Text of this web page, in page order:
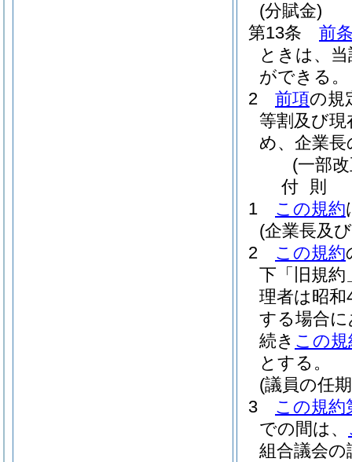
(分賦金)
第13条
前
ときは、
ができる。
2
前項の規
等割及び
め、企業
(一部
付 則
1
この規約
(企業長及
2
この規約
下「旧規
理者は昭和
する場合
続き この規
とする。
(議員の任
3
この規約
での間は、
組合議会の